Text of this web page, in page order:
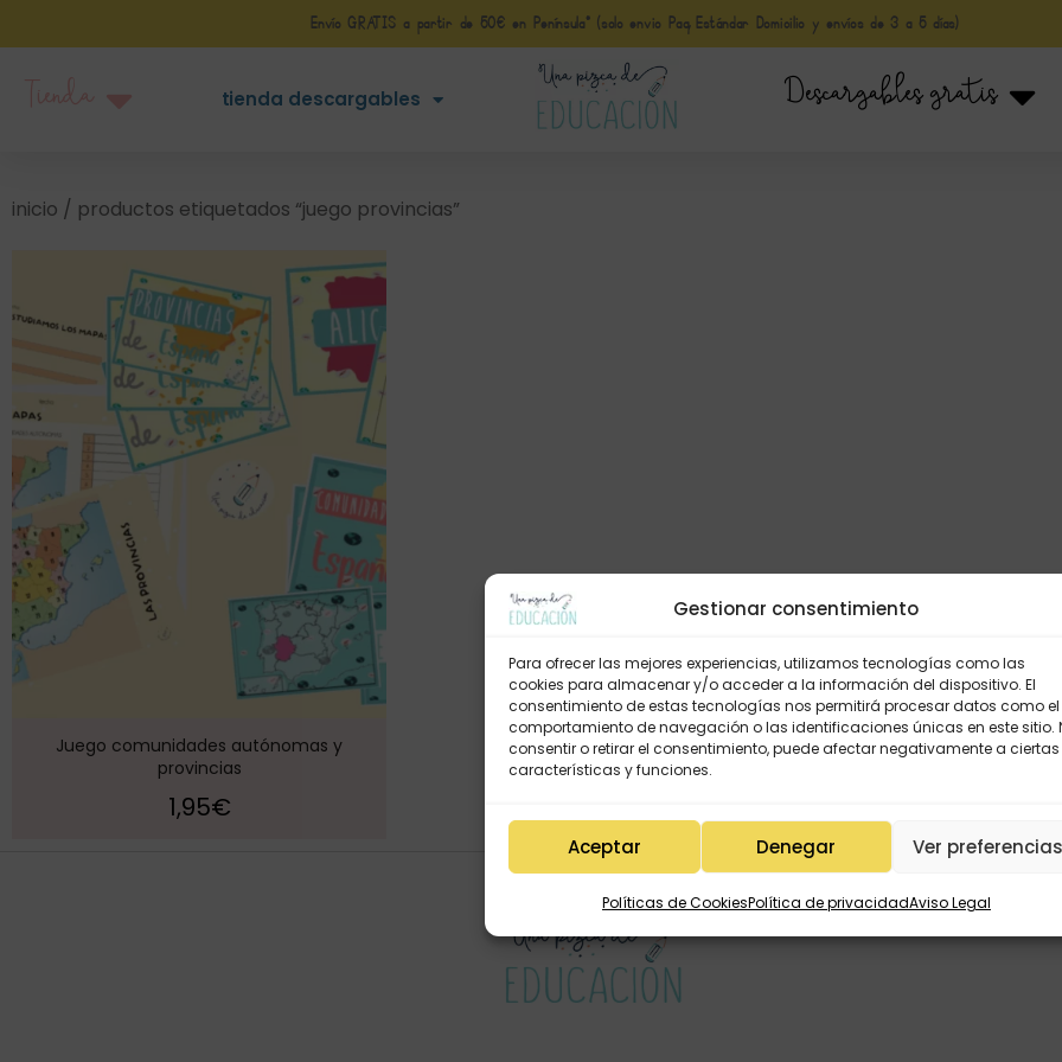
Gestionar consentimiento
Para ofrecer las mejores experiencias, utilizamos tecnologías como las
cookies para almacenar y/o acceder a la información del dispositivo. El
consentimiento de estas tecnologías nos permitirá procesar datos como el
comportamiento de navegación o las identificaciones únicas en este sitio.
consentir o retirar el consentimiento, puede afectar negativamente a ciertas
características y funciones.
Aceptar Denegar Ver
Políticas de CookiesPolítica de privacidadAviso Legal
Envío GRATIS a partir de 50€ en Península* (solo envio Paq Estándar Domicilio y envíos de 3 a 5 días)
tienda descargables Descargables gratis
inicio / productos etiquetados “juego provincias”
Juego comunidades autónomas y
provincias
1,95€